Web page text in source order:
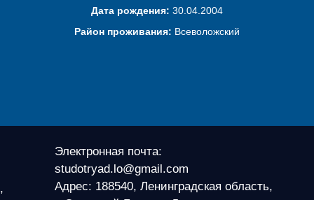
Дата рождения: 30.04.2004
Район проживания: Всеволожский
Электронная почта:
studotryad.lo@gmail.com
Адрес: 188540, Ленинградская область,